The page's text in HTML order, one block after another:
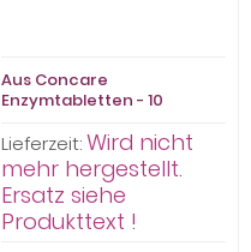
Aus Concare
Enzymtabletten - 10
Wiper Enzymtabletten 10
Tabletten
Lieferzeit:Wird nicht
mehr hergestellt.
Ersatz siehe
Produkttext !